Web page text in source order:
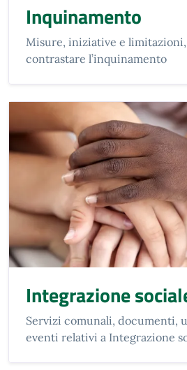
Inquinamento
Misure, iniziative e
contrastare l’inquinamento
Integrazione
Servizi comunali, documenti,
eventi relativi a Integrazione